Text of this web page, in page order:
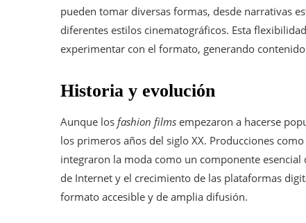
pueden tomar diversas formas, desde narrativas
diferentes estilos cinematográficos. Esta
experimentar con el formato, generando
Historia y evolución
Aunque los fashion films empezaron a hacerse
los primeros años del siglo XX. Producciones
integraron la moda como un componente
de Internet y el crecimiento de las plataformas
formato accesible y de amplia difusión.